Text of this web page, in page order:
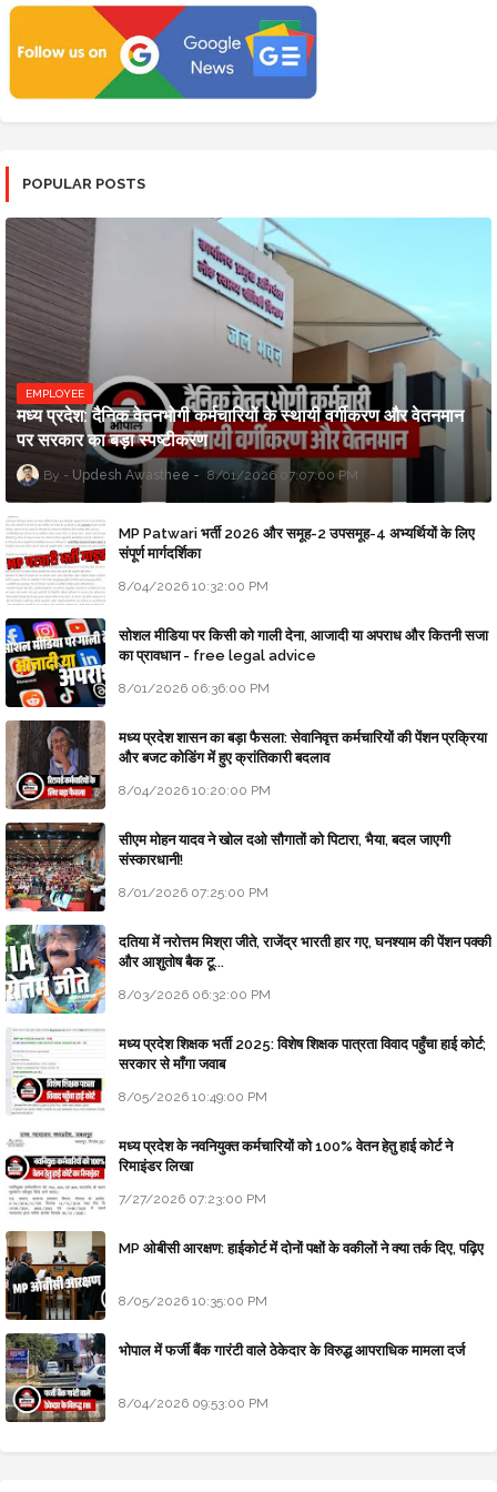
POPULAR POSTS
EMPLOYEE
मध्य प्रदेश: दैनिक वेतनभोगी कर्मचारियों के स्थायी वर्गीकरण और वेतनमान
पर सरकार का बड़ा स्पष्टीकरण
Updesh Awasthee 8/01/2026 07:07:00 PM
MP Patwari भर्ती 2026 और समूह-2 उपसमूह-4 अभ्यर्थियों के लिए
संपूर्ण मार्गदर्शिका
8/04/2026 10:32:00 PM
सोशल मीडिया पर किसी को गाली देना, आजादी या अपराध और कितनी सजा
का प्रावधान - free legal advice
8/01/2026 06:36:00 PM
मध्य प्रदेश शासन का बड़ा फैसला: सेवानिवृत्त कर्मचारियों की पेंशन प्रक्रिया
और बजट कोडिंग में हुए क्रांतिकारी बदलाव
8/04/2026 10:20:00 PM
सीएम मोहन यादव ने खोल दओ सौगातों को पिटारा, भैया, बदल जाएगी
संस्कारधानी!
8/01/2026 07:25:00 PM
दतिया में नरोत्तम मिश्रा जीते, राजेंद्र भारती हार गए, घनश्याम की पेंशन पक्की
और आशुतोष बैक टू...
8/03/2026 06:32:00 PM
मध्य प्रदेश शिक्षक भर्ती 2025: विशेष शिक्षक पात्रता विवाद पहुँचा हाई कोर्ट;
सरकार से माँगा जवाब
8/05/2026 10:49:00 PM
मध्य प्रदेश के नवनियुक्त कर्मचारियों को 100% वेतन हेतु हाई कोर्ट ने
रिमाइंडर लिखा
7/27/2026 07:23:00 PM
MP ओबीसी आरक्षण: हाईकोर्ट में दोनों पक्षों के वकीलों ने क्या तर्क दिए, पढ़िए
8/05/2026 10:35:00 PM
भोपाल में फर्जी बैंक गारंटी वाले ठेकेदार के विरुद्ध आपराधिक मामला दर्ज
8/04/2026 09:53:00 PM